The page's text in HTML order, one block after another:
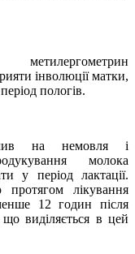
інволюції матки,
пологів.
на немовля і
молока
у період лактації.
лікування
12 годин після
виділяється в цей